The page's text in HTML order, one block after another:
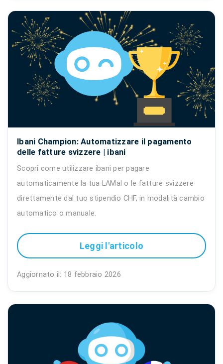
Ibani Champion: Automatizzare il pagamento
delle fatture svizzere | ibani
Scopri come utilizzare ibani per pagare
automaticamente la tua LAMal o le fatture svizzere
direttamente dal tuo stipendio CHF, in modalità cambio
automatico o manuale.
Leggi l'articolo
Aggiornato il: 18 febbraio 2026